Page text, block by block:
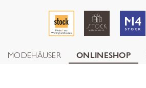
MODEHÄUSER ONLINESHOP